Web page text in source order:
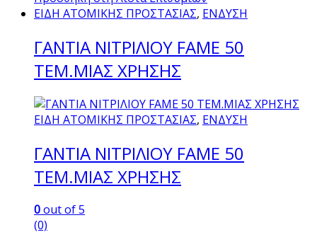
ΕΙΔΗ ΑΤΟΜΙΚΗΣ ΠΡΟΣΤΑΣΙΑΣ, ΕΝΔΥΣΗ
ΓΑΝΤΙΑ ΝΙΤΡΙΛΙΟΥ FAME 50
TEM.ΜΙΑΣ ΧΡΗΣΗΣ
ΕΙΔΗ ΑΤΟΜΙΚΗΣ ΠΡΟΣΤΑΣΙΑΣ, ΕΝΔΥΣΗ
ΓΑΝΤΙΑ ΝΙΤΡΙΛΙΟΥ FAME 50
TEM.ΜΙΑΣ ΧΡΗΣΗΣ
0out of 5
(0)